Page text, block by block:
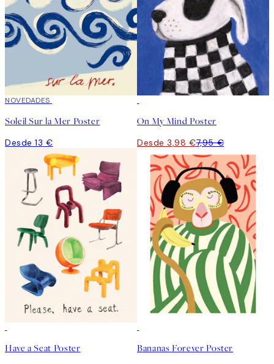
NOVEDADES
Soleil Sur la Mer Poster
Desde 13 €
On My Mind Poster
Desde 3,98 €7,95 €
Have a Seat Poster Bananas Forever Poster